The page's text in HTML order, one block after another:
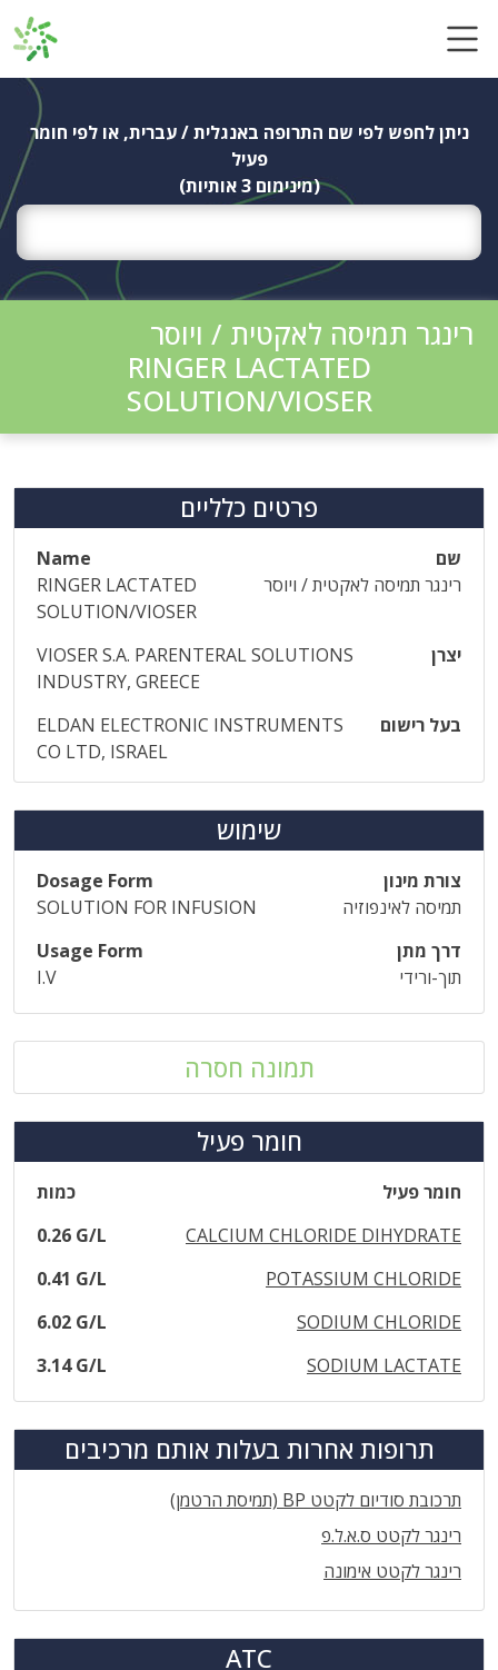
ניתן לחפש לפי שם התרופה באנגלית / עברית, או לפי חומר
פעיל
(מינימום 3 אותיות)
רינגר תמיסה לאקטית / ויוסר
RINGER LACTATED
SOLUTION/VIOSER
פרטים כלליים
שם
Name
רינגר תמיסה לאקטית / ויוסר
RINGER LACTATED
SOLUTION/VIOSER
יצרן
VIOSER S.A. PARENTERAL SOLUTIONS
INDUSTRY, GREECE
בעל רישום
ELDAN ELECTRONIC INSTRUMENTS
CO LTD, ISRAEL
שימוש
צורת מינון
Dosage Form
תמיסה לאינפוזיה
SOLUTION FOR INFUSION
דרך מתן
Usage Form
תוך-ורידי
I.V
תמונה חסרה
חומר פעיל
חומר פעיל
כמות
CALCIUM CHLORIDE DIHYDRATE
0.26 G/L
POTASSIUM CHLORIDE
0.41 G/L
SODIUM CHLORIDE
6.02 G/L
SODIUM LACTATE
3.14 G/L
תרופות אחרות בעלות אותם מרכיבים
תרכובת סודיום לקטט BP (תמיסת הרטמן)
רינגר לקטט ס.א.ל.פ
רינגר לקטט אימונה
ATC